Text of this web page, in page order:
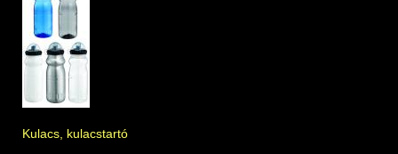
Kulacs, kulacstartó